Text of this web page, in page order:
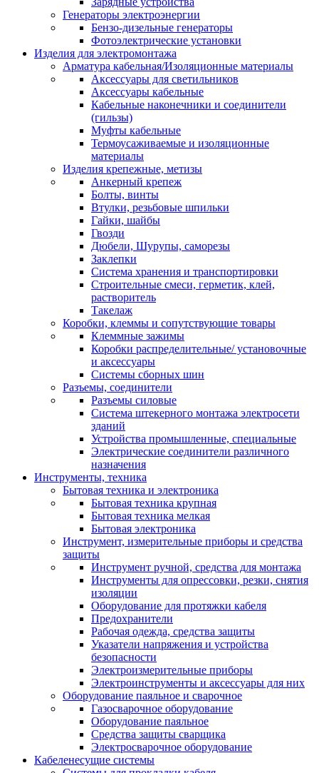
Генераторы электроэнергии
Бензо-дизельные генераторы
Фотоэлектрические установки
Изделия для электромонтажа
Арматура кабельная/Изоляционные материалы
Аксессуары для светильников
Аксессуары кабельные
Кабельные наконечники и соединители
(гильзы)
Муфты кабельные
Термоусаживаемые и изоляционные
материалы
Изделия крепежные, метизы
Анкерный крепеж
Болты, винты
Втулки, резьбовые шпильки
Гайки, шайбы
Гвозди
Дюбели, Шурупы, саморезы
Заклепки
Система хранения и транспортировки
Строительные смеси, герметик, клей,
растворитель
Такелаж
Коробки, клеммы и сопутствующие товары
Клеммные зажимы
Коробки распределительные/ установочные
и аксессуары
Системы сборных шин
Разъемы, соединители
Разъемы силовые
Система штекерного монтажа электросети
зданий
Устройства промышленные, специальные
Электрические соединители различного
назначения
Инструменты, техника
Бытовая техника и электроника
Бытовая техника крупная
Бытовая техника мелкая
Бытовая электроника
Инструмент, измерительные приборы и средства
защиты
Инструмент ручной, средства для монтажа
Инструменты для опрессовки, резки, снятия
изоляции
Оборудование для протяжки кабеля
Предохранители
Рабочая одежда, средства защиты
Указатели напряжения и устройства
безопасности
Электроизмерительные приборы
Электроинструменты и аксессуары для них
Оборудование паяльное и сварочное
Газосварочное оборудование
Оборудование паяльное
Средства защиты сварщика
Электросварочное оборудование
Кабеленесущие системы